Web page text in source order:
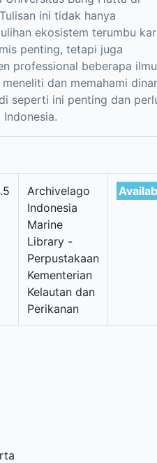
ini tidak hanya
ekosistem terumbu
penting, tetapi juga
professional beberapa
dan memahami
seperti ini penting dan
Archivelago
Indonesia
Marine
Library -
Perpustakaan
Kementerian
Kelautan dan
Perikanan